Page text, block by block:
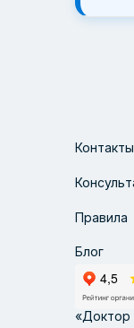
Контакты
Правила
Блог
«Доктор